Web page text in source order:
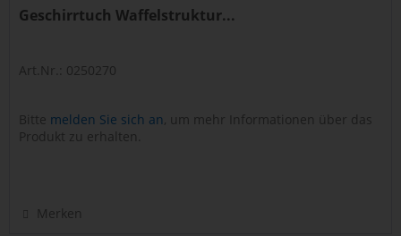
Geschirrtuch Waffelstruktur...
Art.Nr.: 0250270
Bitte melden Sie sich an, um mehr Informationen über das
Produkt zu erhalten.
Merken